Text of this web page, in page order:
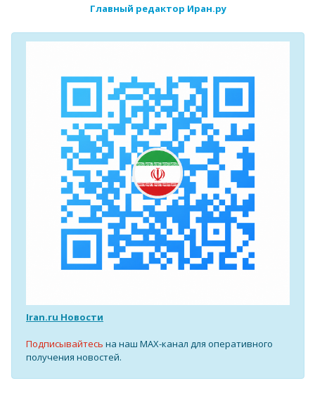
Главный редактор Иран.ру
Iran.ru Новости
Подписывайтесь на наш MAX-канал для оперативного
получения новостей.